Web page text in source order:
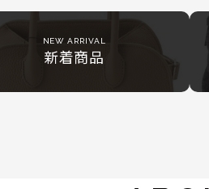
NEW ARRIVAL
新着商品